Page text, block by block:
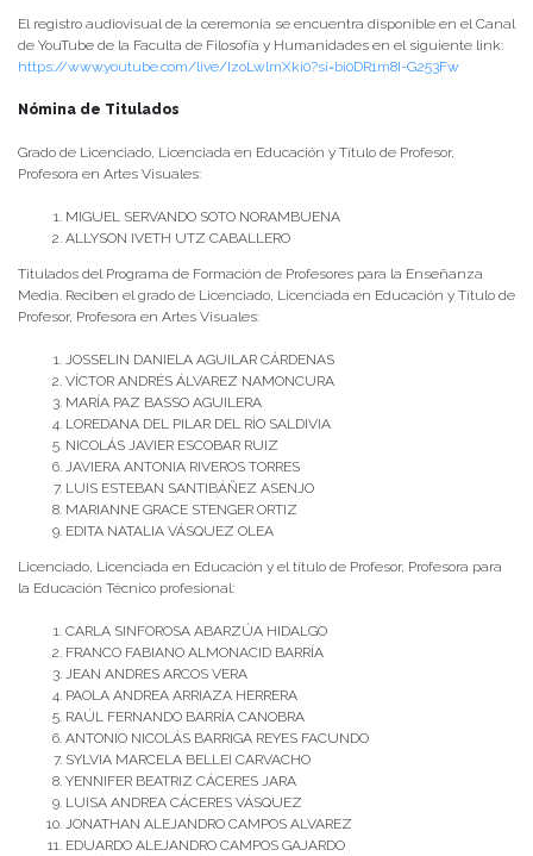
El registro audiovisual de la ceremonia se encuentra disponible en el Canal
de YouTube de la Faculta de Filosofía y Humanidades en el siguiente link:
https://www.youtube.com/live/IzoLwlmXki0?si=bi0DR1m8I-G253Fw
Nómina de Titulados
Grado de Licenciado, Licenciada en Educación y Título de Profesor,
Profesora en Artes Visuales:
MIGUEL SERVANDO SOTO NORAMBUENA
ALLYSON IVETH UTZ CABALLERO
Titulados del Programa de Formación de Profesores para la Enseñanza
Media. Reciben el grado de Licenciado, Licenciada en Educación y Título de
Profesor, Profesora en Artes Visuales:
JOSSELIN DANIELA AGUILAR CÁRDENAS
VÍCTOR ANDRÉS ÁLVAREZ NAMONCURA
MARÍA PAZ BASSO AGUILERA
LOREDANA DEL PILAR DEL RÍO SALDIVIA
NICOLÁS JAVIER ESCOBAR RUIZ
JAVIERA ANTONIA RIVEROS TORRES
LUIS ESTEBAN SANTIBÁÑEZ ASENJO
MARIANNE GRACE STENGER ORTIZ
EDITA NATALIA VÁSQUEZ OLEA
Licenciado, Licenciada en Educación y el título de Profesor, Profesora para
la Educación Técnico profesional:
CARLA SINFOROSA ABARZÚA HIDALGO
FRANCO FABIANO ALMONACID BARRÍA
JEAN ANDRES ARCOS VERA
PAOLA ANDREA ARRIAZA HERRERA
RAÚL FERNANDO BARRÍA CANOBRA
ANTONIO NICOLÁS BARRIGA REYES FACUNDO
SYLVIA MARCELA BELLEI CARVACHO
YENNIFER BEATRIZ CÁCERES JARA
LUISA ANDREA CÁCERES VÁSQUEZ
JONATHAN ALEJANDRO CAMPOS ALVAREZ
EDUARDO ALEJANDRO CAMPOS GAJARDO